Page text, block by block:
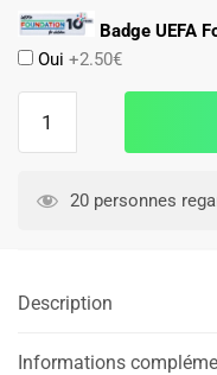
Badge UEFA
Oui +2.50€
Domicile
2025
20 personnes
Description
Informations